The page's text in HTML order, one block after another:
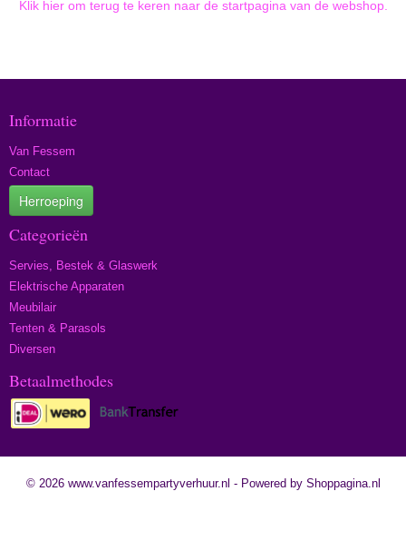
Klik hier om terug te keren naar de startpagina van de webshop.
Informatie
Van Fessem
Contact
Herroeping
Categorieën
Servies, Bestek & Glaswerk
Elektrische Apparaten
Meubilair
Tenten & Parasols
Diversen
Betaalmethodes
© 2026 www.vanfessempartyverhuur.nl - Powered by Shoppagina.nl